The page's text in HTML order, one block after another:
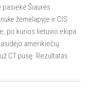
pasiekė Šiaurės
žemėlapyje ir CIS
po kurios lietuvio ekipa
amerikiečių
CT pusę. Rezultatas